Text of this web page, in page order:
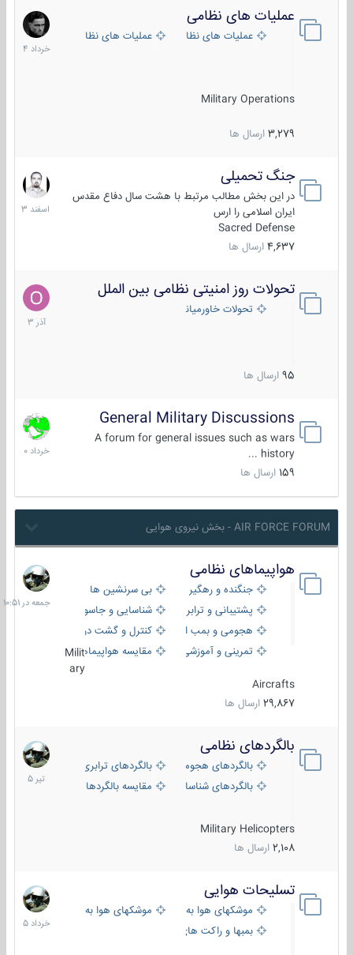
عملیات های نظامی
عملیات های نظامی ایرانعملیات های نظامی خارجی
Military Operations
3,279 ارسال ها
5
خرداد
1404
جنگ تحمیلی
در این بخش مطالب مرتبط با هشت سال دفاع مقدس
ایران اسلامی را ارس
Sacred Defense
4,637 ارسال ها
20
اسفند
1403
تحولات روز امنیتی نظامی بین الملل
تحولات خاورمیانه
95 ارسال ها
21
آذر
1403
General Military Discussions
A forum for general issues such as wars
history ...
159 ارسال ها
10
خرداد
1400
AIR FORCE FORUM - بخش نیروی هوایی
هواپیماهای نظامی
جنگنده و رهگیر
بی سرنشین ها
پشتیبانی و ترابری
شناسایی و جاسوسی
هجومی و بمب افکن
کنترل و گشت دریایی
تمرینی و آموزشی
مقایسه هواپیماهاMilit
ary
Aircrafts
29,867 ارسال ها
جمعه
در
10:51
بالگردهای نظامی
بالگردهای هجومی
بالگردهای ترابری
بالگردهای شناسایی
مقایسه بالگردها
Military Helicopters
2,108 ارسال ها
22
تیر
1405
تسلیحات هوایی
موشکهای هوا به هوا
موشکهای هوا به سطح
بمبها و راکت های هوایی
30
خرداد
1405